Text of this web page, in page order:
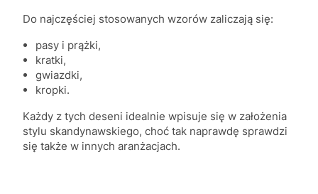
Do najczęściej stosowanych wzorów zaliczają się:
pasy i prążki,
kratki,
gwiazdki,
kropki.
Każdy z tych deseni idealnie wpisuje się w założenia
stylu skandynawskiego, choć tak naprawdę sprawdzi
się także w innych aranżacjach.